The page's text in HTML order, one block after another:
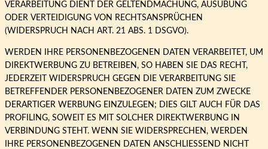
VERARBEITUNG DIENT DER GELTENDMACHUNG, AUSÜBUNG
ODER VERTEIDIGUNG VON RECHTSANSPRÜCHEN
(WIDERSPRUCH NACH ART. 21 ABS. 1 DSGVO).
WERDEN IHRE PERSONENBEZOGENEN DATEN VERARBEITET, UM
DIREKTWERBUNG ZU BETREIBEN, SO HABEN SIE DAS RECHT,
JEDERZEIT WIDERSPRUCH GEGEN DIE VERARBEITUNG SIE
BETREFFENDER PERSONENBEZOGENER DATEN ZUM ZWECKE
DERARTIGER WERBUNG EINZULEGEN; DIES GILT AUCH FÜR DAS
PROFILING, SOWEIT ES MIT SOLCHER DIREKTWERBUNG IN
VERBINDUNG STEHT. WENN SIE WIDERSPRECHEN, WERDEN
IHRE PERSONENBEZOGENEN DATEN ANSCHLIESSEND NICHT